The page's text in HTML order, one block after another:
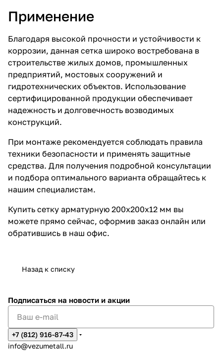
Применение
Благодаря высокой прочности и устойчивости к
коррозии, данная сетка широко востребована в
строительстве жилых домов, промышленных
предприятий, мостовых сооружений и
гидротехнических объектов. Использование
сертифицированной продукции обеспечивает
надежность и долговечность возводимых
конструкций.
При монтаже рекомендуется соблюдать правила
техники безопасности и применять защитные
средства. Для получения подробной консультации
и подбора оптимального варианта обращайтесь к
нашим специалистам.
Купить сетку арматурную 200х200х12 мм вы
можете прямо сейчас, оформив заказ онлайн или
обратившись в наш офис.
Назад к списку
Подписаться на новости и акции
+7 (812) 916-87-43
info@vezumetall.ru